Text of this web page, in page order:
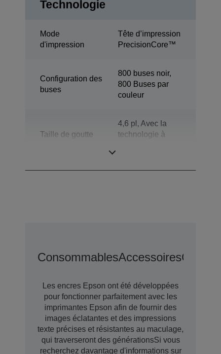
Technologie
Mode
d'impression
Tête d’impression
PrecisionCore™
Configuration des
buses
800 buses noir,
800 Buses par
couleur
Taille de goutte
4,6 pl, Avec la
technologie à
ConsommablesAccessoires
Les encres Epson ont été développées
pour fonctionner parfaitement avec les
imprimantes Epson afin de fournir des
images éclatantes et des impressions
texte précises et résistantes au maculage,
qui traverseront des générationsSi vous
recherchez davantage d'informations sur